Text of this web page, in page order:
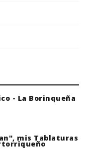
- La Borinqueña
mis Tablaturas